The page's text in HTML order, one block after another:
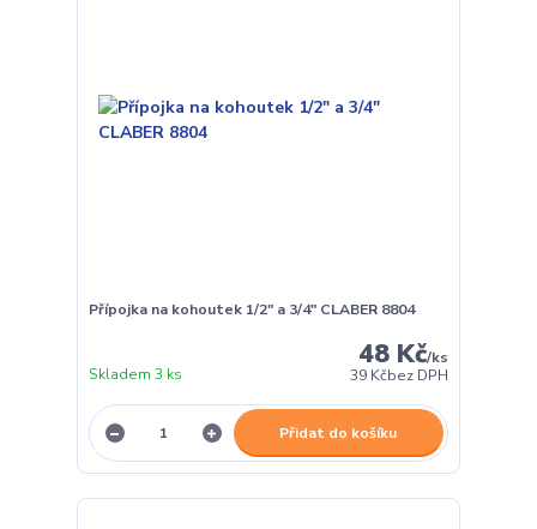
Přípojka na kohoutek 1/2" a 3/4" CLABER 8804
48 Kč/ks
39 Kčbez DPH
Skladem 3 ks
Přidat do košíku